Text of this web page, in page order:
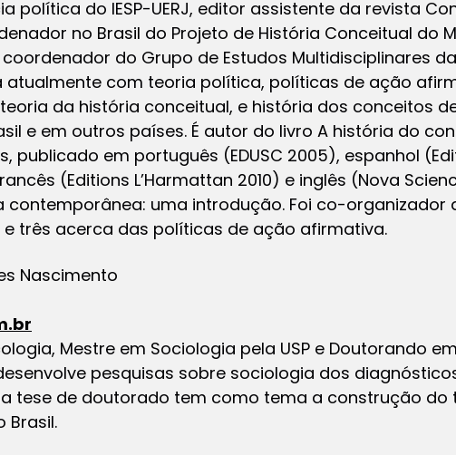
política do IESP-UERJ, editor assistente da revista
no Brasil do Projeto de História Conceitual do
do Grupo de Estudos Multidisciplinares
atualmente com teoria política, políticas de ação
da história conceitual, e história dos conceitos
e em outros países. É autor do livro A história do
publicado em português (EDUSC 2005), espanhol
(Editions L’Harmattan 2010) e inglês (Nova
contemporânea: uma introdução. Foi co-organizador
três acerca das políticas de ação afirmativa.
Nascimento
Mestre em Sociologia pela USP e Doutorando
pesquisas sobre sociologia dos
tese de doutorado tem como tema a construção do
Brasil.